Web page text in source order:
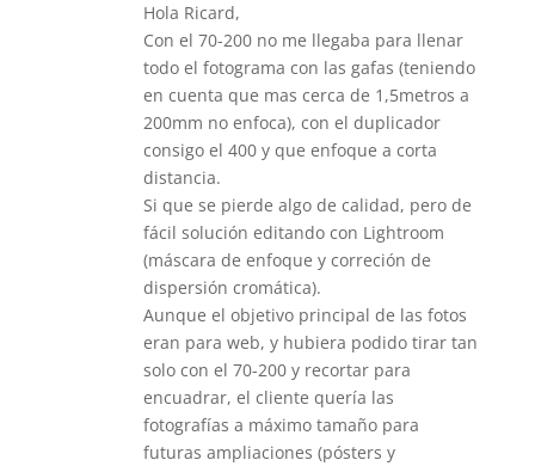
Hola Ricard,
Con el 70-200 no me llegaba para llenar
todo el fotograma con las gafas (teniendo
en cuenta que mas cerca de 1,5metros a
200mm no enfoca), con el duplicador
consigo el 400 y que enfoque a corta
distancia.
Si que se pierde algo de calidad, pero de
fácil solución editando con Lightroom
(máscara de enfoque y correción de
dispersión cromática).
Aunque el objetivo principal de las fotos
eran para web, y hubiera podido tirar tan
solo con el 70-200 y recortar para
encuadrar, el cliente quería las
fotografías a máximo tamaño para
futuras ampliaciones (pósters y